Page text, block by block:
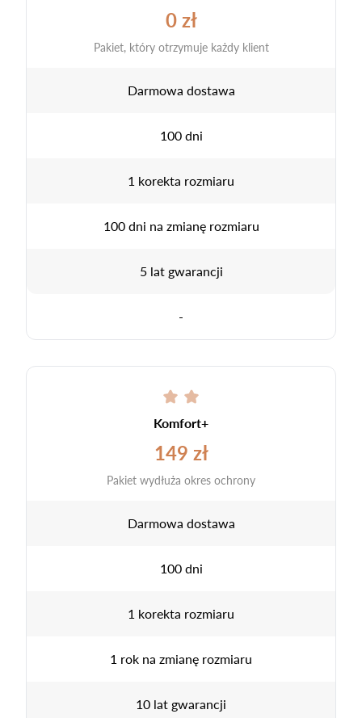
0 zł
Pakiet, który otrzymuje każdy klient
Darmowa dostawa
100 dni
1 korekta rozmiaru
100 dni na zmianę rozmiaru
5 lat gwarancji
-
Komfort+
149 zł
Pakiet wydłuża okres ochrony
Darmowa dostawa
100 dni
1 korekta rozmiaru
1 rok na zmianę rozmiaru
10 lat gwarancji